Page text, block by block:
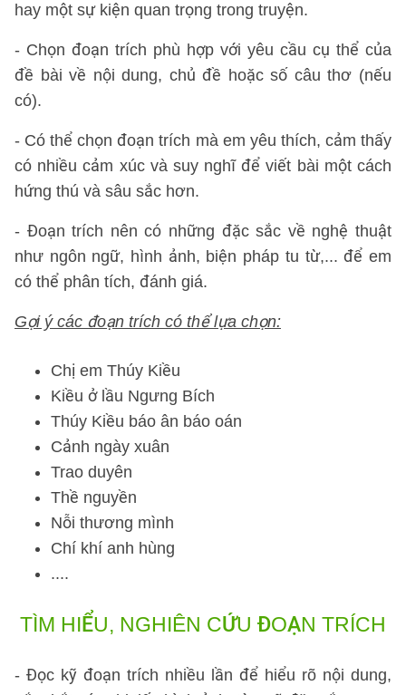
hay một sự kiện quan trọng trong truyện.
- Chọn đoạn trích phù hợp với yêu cầu cụ thể của
đề bài về nội dung, chủ đề hoặc số câu thơ (nếu
có).
- Có thể chọn đoạn trích mà em yêu thích, cảm thấy
có nhiều cảm xúc và suy nghĩ để viết bài một cách
hứng thú và sâu sắc hơn.
- Đoạn trích nên có những đặc sắc về nghệ thuật
như ngôn ngữ, hình ảnh, biện pháp tu từ,... để em
có thể phân tích, đánh giá.
Gợi ý các đoạn trích có thể lựa chọn:
Chị em Thúy Kiều
Kiều ở lầu Ngưng Bích
Thúy Kiều báo ân báo oán
Cảnh ngày xuân
Trao duyên
Thề nguyền
Nỗi thương mình
Chí khí anh hùng
....
TÌM HIỂU, NGHIÊN CỨU ĐOẠN TRÍCH
- Đọc kỹ đoạn trích nhiều lần để hiểu rõ nội dung,